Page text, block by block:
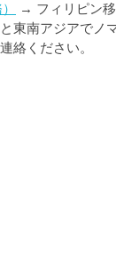
→ フィリピン
東南アジアでノ
絡ください。